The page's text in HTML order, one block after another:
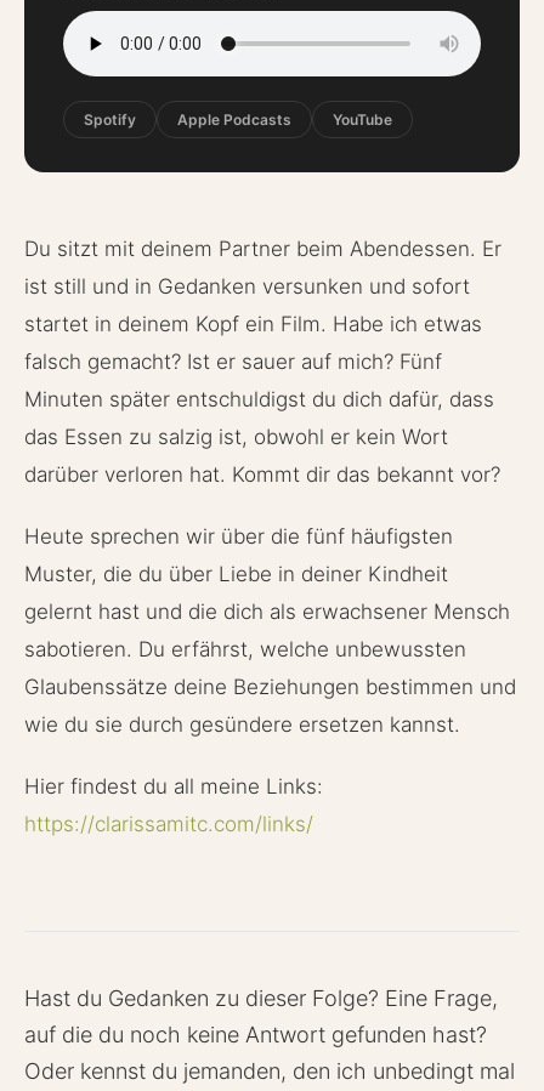
Spotify Apple Podcasts YouTube
Du sitzt mit deinem Partner beim Abendessen. Er
ist still und in Gedanken versunken und sofort
startet in deinem Kopf ein Film. Habe ich etwas
falsch gemacht? Ist er sauer auf mich? Fünf
Minuten später entschuldigst du dich dafür, dass
das Essen zu salzig ist, obwohl er kein Wort
darüber verloren hat. Kommt dir das bekannt vor?
Heute sprechen wir über die fünf häufigsten
Muster, die du über Liebe in deiner Kindheit
gelernt hast und die dich als erwachsener Mensch
sabotieren. Du erfährst, welche unbewussten
Glaubenssätze deine Beziehungen bestimmen und
wie du sie durch gesündere ersetzen kannst.
Hier findest du all meine Links:
https://clarissamitc.com/links/
Hast du Gedanken zu dieser Folge? Eine Frage,
auf die du noch keine Antwort gefunden hast?
Oder kennst du jemanden, den ich unbedingt mal